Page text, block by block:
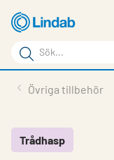
Hoppa
till
huvudinnehållet
Sökord
Sök
på
Service & Support
Övriga tillbehör
Trådhasp